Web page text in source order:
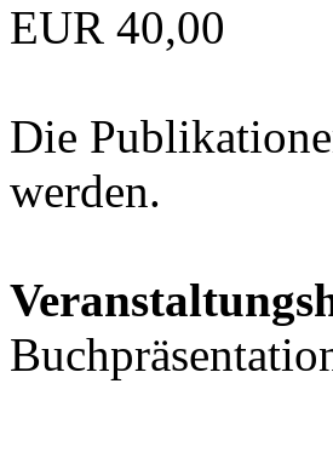
EUR 40,00
Die
werden.